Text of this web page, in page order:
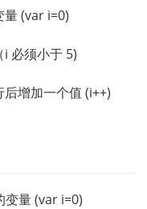
(var i=0)
必须小于 5)
增加一个值 (i++)
变量 (var i=0)